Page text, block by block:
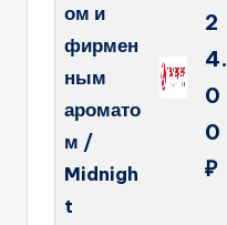
ом и
фирмен
ным
аромато
м /
Midnigh
t
2
4.
0
0
₽